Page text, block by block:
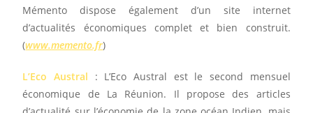
Mémento dispose également d’un site internet
d’actualités économiques complet et bien construit.
(www.memento.fr)
L’Eco Austral : L’Eco Austral est le second mensuel
économique de La Réunion. Il propose des articles